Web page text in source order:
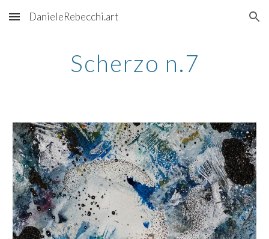
Skip to main content Skip to navigation
DanieleRebecchi.art
Scherzo n.7